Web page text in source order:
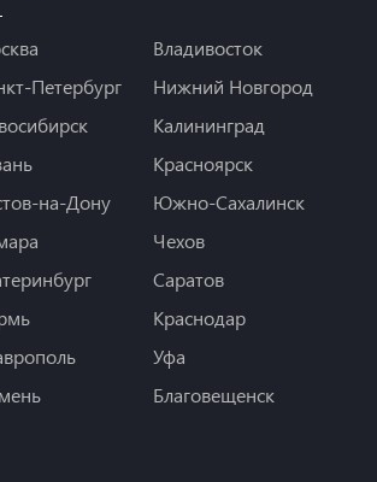
Петербург
на-Дону
Владивосток
Нижний Новгород
Калининград
Красноярск
Южно-Сахалинск
Чехов
Саратов
Краснодар
Уфа
Благовещенск